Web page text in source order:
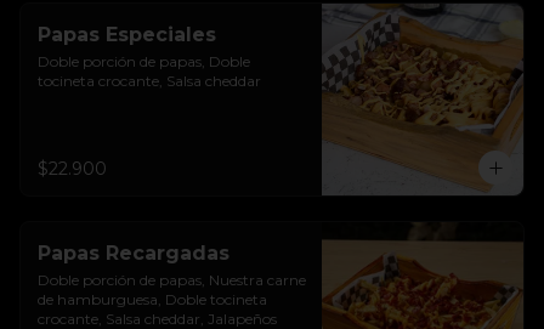
Papas Especiales
Doble porción de papas, Doble
tocineta crocante, Salsa cheddar
$22.900
Papas Recargadas
Doble porción de papas, Nuestra carne
de hamburguesa, Doble tocineta
crocante, Salsa cheddar, Jalapeños